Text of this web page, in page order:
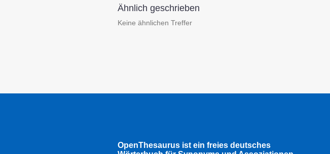
Ähnlich geschrieben
Keine ähnlichen Treffer
OpenThesaurus ist ein freies deutsches